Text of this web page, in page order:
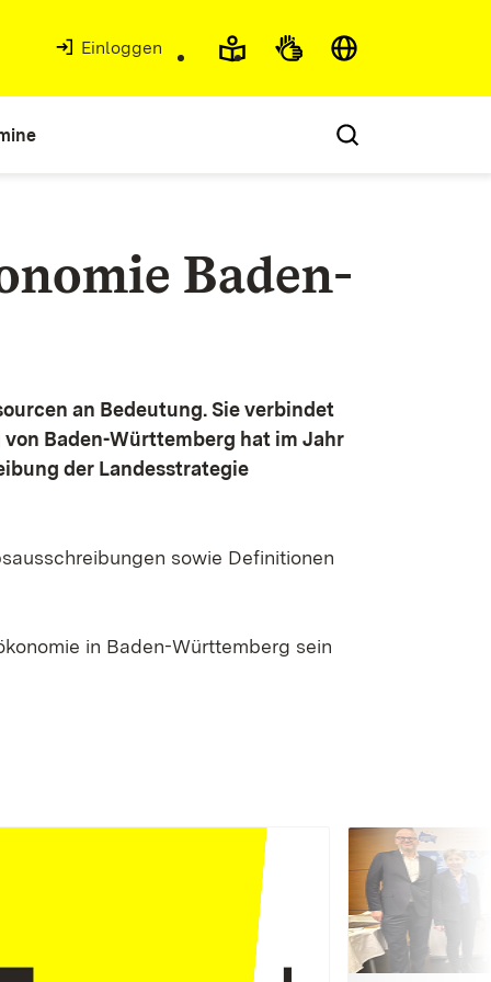
Einloggen
Baden-
an Bedeutung. Sie verbindet
Baden-Württemberg hat im Jahr
der Landesstrategie
sowie Definitionen
in Baden-Württemberg sein